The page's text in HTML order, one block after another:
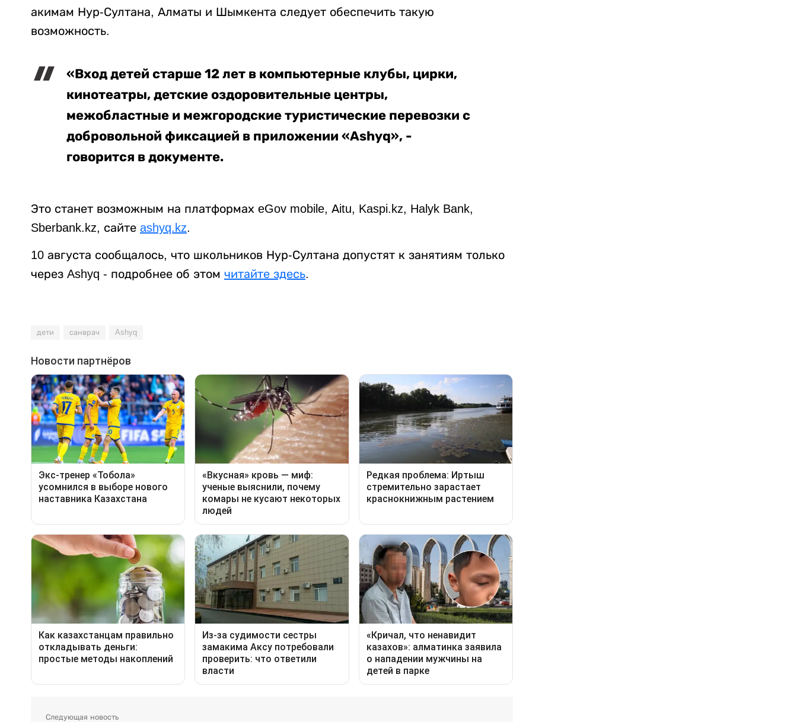
акимам Нур-Султана, Алматы и Шымкента следует обеспечить такую
возможность.
«Вход детей старше 12 лет в компьютерные клубы, цирки,
кинотеатры,детские оздоровительные центры,
межобластные и межгородскиетуристические перевозки с
добровольной фиксацией в приложении «Ashyq», -
говорится в документе.
Это станет возможным на платформах eGov mobile, Аitu, Kaspi.kz, Halyk Bank,
Sberbank.kz, сайте ashyq.kz.
10 августа сообщалось, что школьников Нур-Султана допустят к занятиям только
через Ashyq - подробнее об этом читайте здесь.
дети санврач Ashyq
Следующая новость